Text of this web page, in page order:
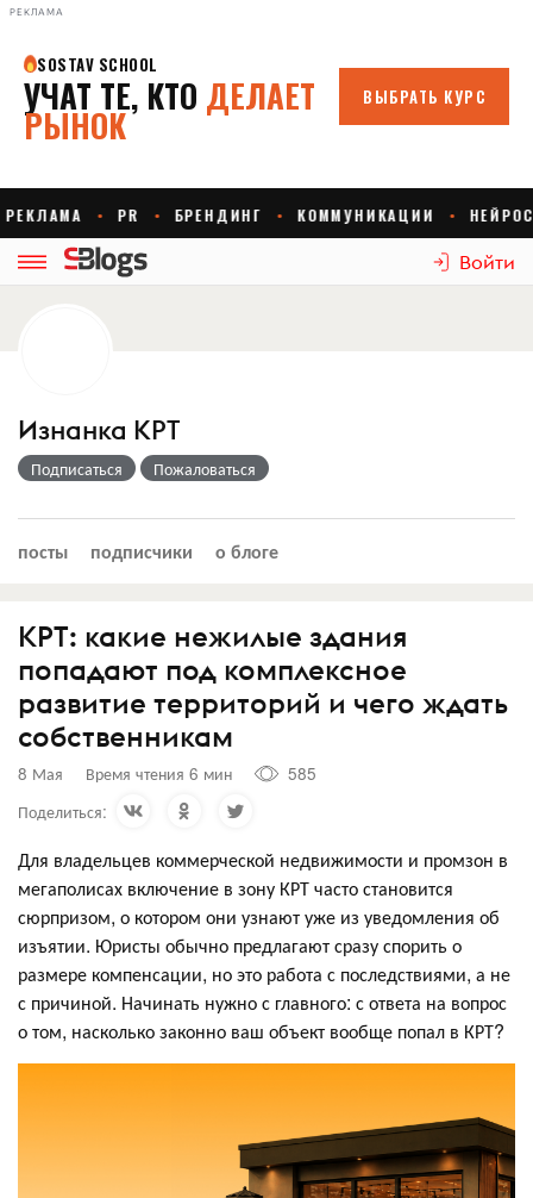
РЕКЛАМА
Войти
Изнанка КРТ
Подписаться Пожаловаться
посты подписчики о блоге
КРТ: какие нежилые здания
попадают под комплексное
развитие территорий и чего ждать
собственникам
8 Мая Время чтения 6 мин
585
Поделиться:
Для владельцев коммерческой недвижимости и промзон в
мегаполисах включение в зону КРТ часто становится
сюрпризом, о котором они узнают уже из уведомления об
изъятии. Юристы обычно предлагают сразу спорить о
размере компенсации, но это работа с последствиями, а не
с причиной. Начинать нужно с главного: с ответа на вопрос
о том, насколько законно ваш объект вообще попал в КРТ?